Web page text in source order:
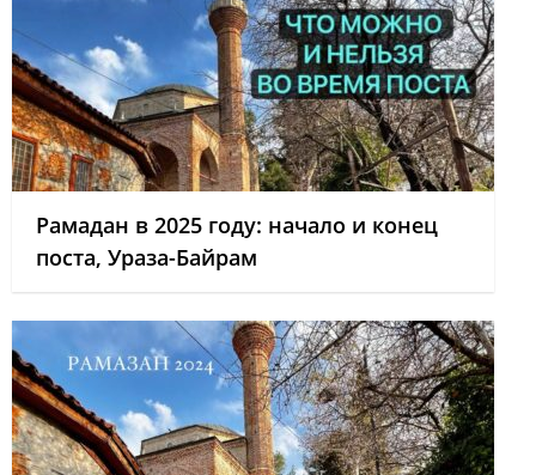
Рамадан в 2025 году: начало и конец
поста, Ураза-Байрам